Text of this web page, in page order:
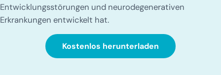
Entwicklungsstörungen und neurodegenerativen
Erkrankungen entwickelt hat.
Kostenlos herunterladen